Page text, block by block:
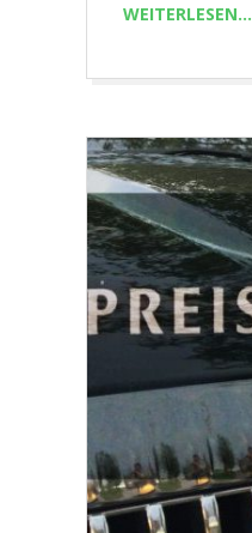
M
E
R
.
C
O
M
WEITERLESEN…